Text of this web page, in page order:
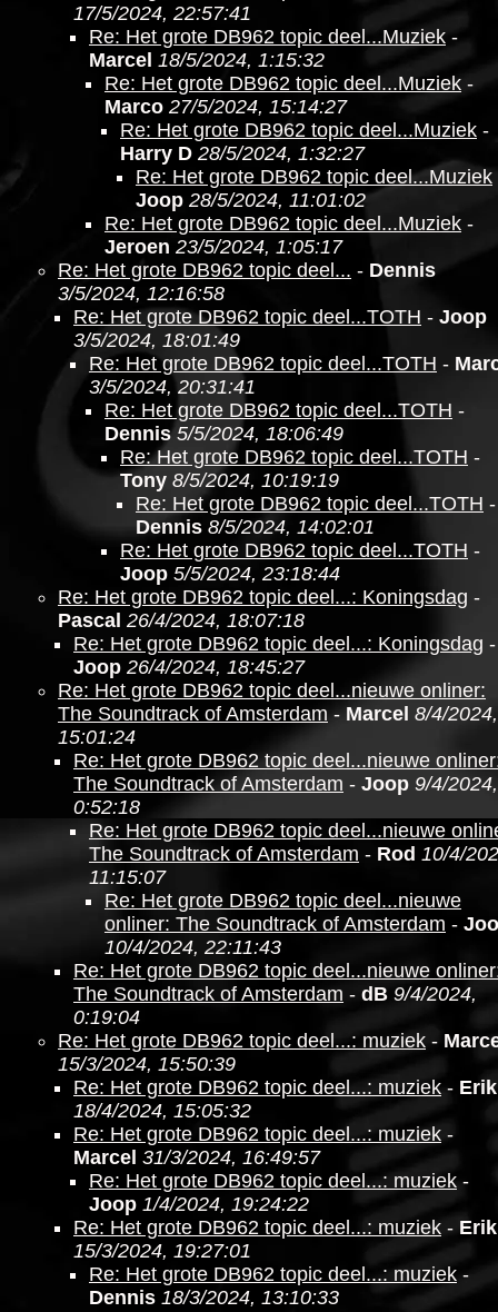
17/5/2024, 22:57:41
Re: Het grote DB962 topic deel...Muziek -
Marcel 18/5/2024, 1:15:32
Re: Het grote DB962 topic deel...Muziek -
Marco 27/5/2024, 15:14:27
Re: Het grote DB962 topic deel...Muziek -
Harry D 28/5/2024, 1:32:27
Re: Het grote DB962 topic deel...Muziek
Joop 28/5/2024, 11:01:02
Re: Het grote DB962 topic deel...Muziek -
Jeroen 23/5/2024, 1:05:17
Re: Het grote DB962 topic deel... - Dennis
3/5/2024, 12:16:58
Re: Het grote DB962 topic deel...TOTH - Joop
3/5/2024, 18:01:49
Re: Het grote DB962 topic deel...TOTH -
3/5/2024, 20:31:41
Re: Het grote DB962 topic deel...TOTH -
Dennis 5/5/2024, 18:06:49
Re: Het grote DB962 topic deel...TOTH -
Tony 8/5/2024, 10:19:19
Re: Het grote DB962 topic deel...TOTH -
Dennis 8/5/2024, 14:02:01
Re: Het grote DB962 topic deel...TOTH -
Joop 5/5/2024, 23:18:44
Re: Het grote DB962 topic deel...: Koningsdag -
Pascal 26/4/2024, 18:07:18
Re: Het grote DB962 topic deel...: Koningsdag -
Joop 26/4/2024, 18:45:27
Re: Het grote DB962 topic deel...nieuwe onliner:
The Soundtrack of Amsterdam - Marcel 8/4/2024,
15:01:24
Re: Het grote DB962 topic deel...nieuwe
The Soundtrack of Amsterdam - Joop 9/4/2024,
0:52:18
Re: Het grote DB962 topic deel...nieuwe
The Soundtrack of Amsterdam - Rod 10/4/
11:15:07
Re: Het grote DB962 topic deel...nieuwe
onliner: The Soundtrack of Amsterdam -
10/4/2024, 22:11:43
Re: Het grote DB962 topic deel...nieuwe
The Soundtrack of Amsterdam - dB 9/4/2024,
0:19:04
Re: Het grote DB962 topic deel...: muziek -
15/3/2024, 15:50:39
Re: Het grote DB962 topic deel...: muziek- Erik
18/4/2024, 15:05:32
Re: Het grote DB962 topic deel...: muziek -
Marcel 31/3/2024, 16:49:57
Re: Het grote DB962 topic deel...: muziek -
Joop 1/4/2024, 19:24:22
Re: Het grote DB962 topic deel...: muziek - Erik
15/3/2024, 19:27:01
Re: Het grote DB962 topic deel...: muziek -
Dennis 18/3/2024, 13:10:33